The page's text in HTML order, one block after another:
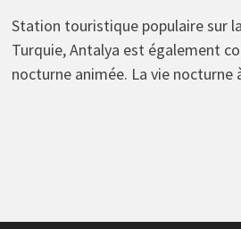
Station touristique populaire sur
Turquie, Antalya est également
nocturne animée. La vie